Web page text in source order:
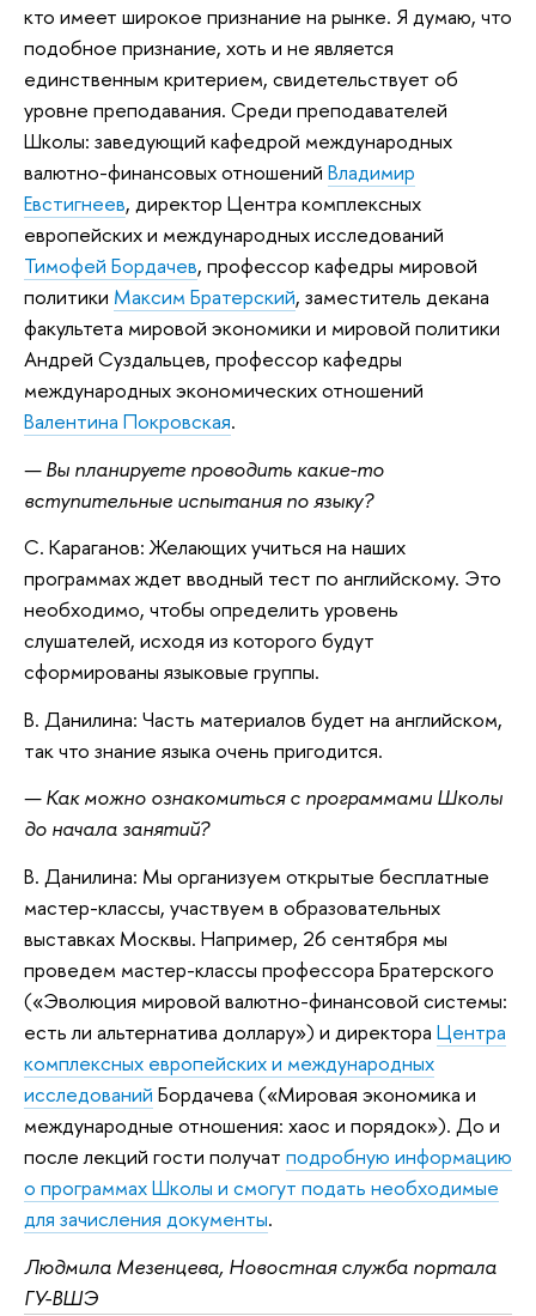
кто имеет широкое признание на рынке. Я думаю, что
подобное признание, хоть и не является
единственным критерием, свидетельствует об
уровне преподавания. Среди преподавателей
Школы: заведующий кафедрой международных
валютно-финансовых отношений Владимир
Евстигнеев, директор Центра комплексных
европейских и международных исследований
Тимофей Бордачев, профессор кафедры мировой
политики Максим Братерский, заместитель декана
факультета мировой экономики и мировой политики
Андрей Суздальцев, профессор кафедры
международных экономических отношений
Валентина Покровская.
— Вы планируете проводить какие-то
вступительные испытания по языку?
С. Караганов: Желающих учиться на наших
программах ждет вводный тест по английскому. Это
необходимо, чтобы определить уровень
слушателей, исходя из которого будут
сформированы языковые группы.
В. Данилина: Часть материалов будет на английском,
так что знание языка очень пригодится.
— Как можно ознакомиться с программами Школы
до начала занятий?
В. Данилина: Мы организуем открытые бесплатные
мастер-классы, участвуем в образовательных
выставках Москвы. Например, 26 сентября мы
проведем мастер-классы профессора Братерского
(«Эволюция мировой валютно-финансовой системы:
есть ли альтернатива доллару») и директора Центра
комплексных европейских и международных
исследований Бордачева («Мировая экономика и
международные отношения: хаос и порядок»). До и
после лекций гости получат подробную информацию
о программах Школы и смогут подать необходимые
для зачисления документы.
Людмила Мезенцева, Новостная служба портала
ГУ-ВШЭ